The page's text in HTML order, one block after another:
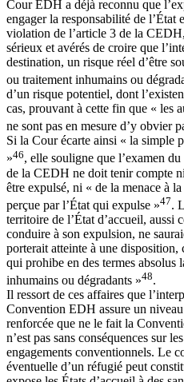
Cour EDH a déjà reconnu que
engager la responsabilité de l’État
violation de l’article 3 de la
sérieux et avérés de croire que
destination, un risque réel d’être
ou traitement inhumains ou
d’un risque potentiel, dont
cas, prouvant à cette fin que « les
ne sont pas en mesure d’y obvier
Si la Cour écarte ainsi « la simple
»46, elle souligne que l’examen
de la CEDH ne doit tenir compte
être expulsé, ni « de la menace à
perçue par l’État qui expulse »47.
territoire de l’État d’accueil, aussi
conduire à son expulsion, ne
porterait atteinte à une
qui prohibe en des termes absolus
inhumains ou dégradants »48.
Il ressort de ces affaires que
Convention EDH assure un
renforcée que ne le fait la
n’est pas sans conséquences sur
engagements conventionnels. Le
éventuelle d’un réfugié peut